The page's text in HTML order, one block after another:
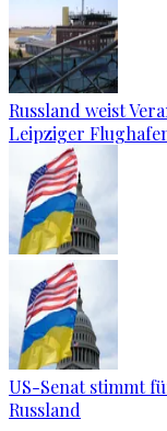
Russland weist
Leipziger
US-Senat stimmt
Russland